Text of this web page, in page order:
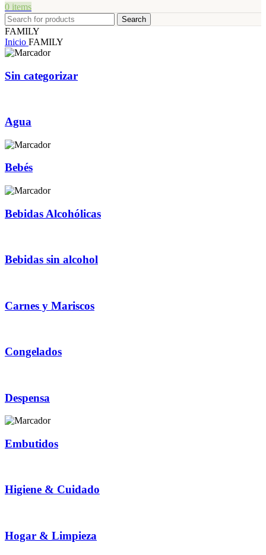
0 items
Search
FAMILY
Inicio FAMILY
Sin categorizar
Agua
Bebés
Bebidas Alcohólicas
Bebidas sin alcohol
Carnes y Mariscos
Congelados
Despensa
Embutidos
Higiene & Cuidado
Hogar & Limpieza